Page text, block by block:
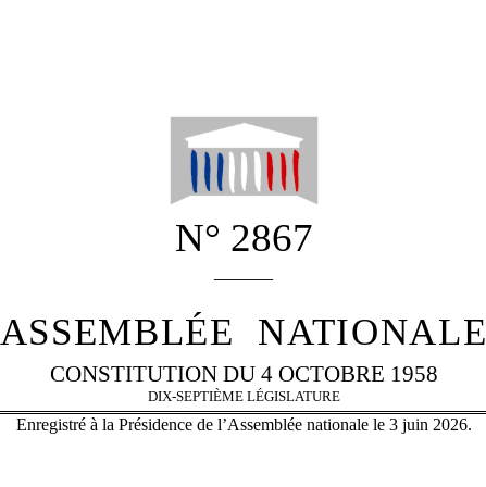
N° 2867
ASSEMBLÉE NATIONALE
CONSTITUTION DU 4 OCTOBRE 1958
DIX-SEPTIÈME LÉGISLATURE
Enregistré à la Présidence de l’Assemblée nationale le 3 juin 2026.